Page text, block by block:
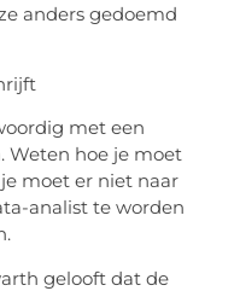
anders gedoemd
met een
Weten hoe je moet
moet er niet naar
analist te worden
gelooft dat de